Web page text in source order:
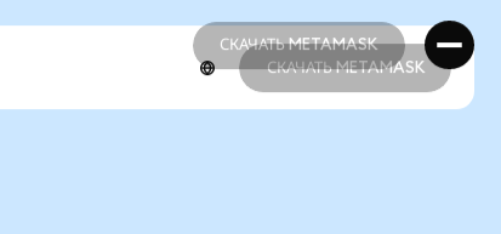
СКАЧАТЬ METAMASK
СКАЧАТЬ METAMASK
СКАЧАТЬ METAMASK